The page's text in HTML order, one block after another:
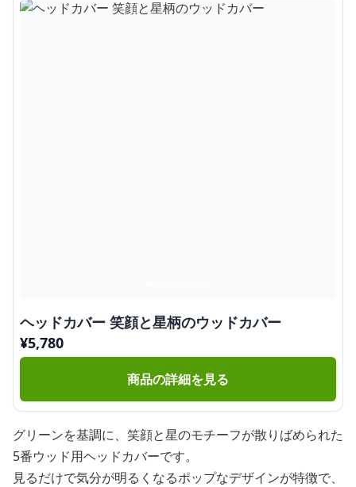
ヘッドカバー 笑顔と星柄のウッドカバー
¥5,780
商品の詳細を見る
グリーンを基調に、笑顔と星のモチーフが散りばめられた
5番ウッド用ヘッドカバーです。
見るだけで気分が明るくなるポップなデザインが特徴で、